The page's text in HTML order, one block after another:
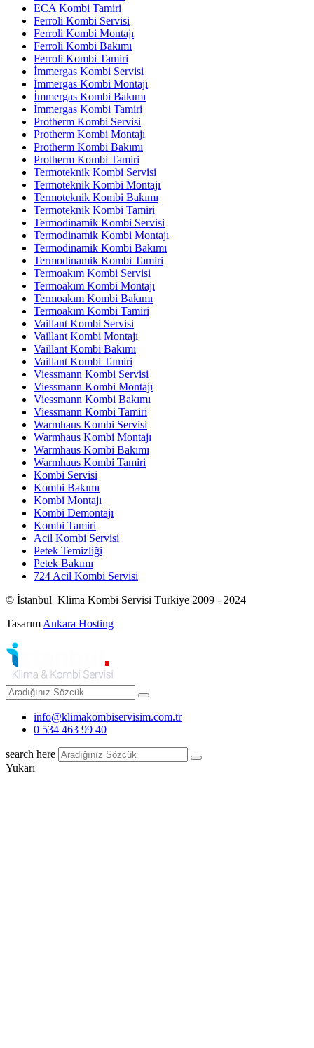
ECA Kombi Tamiri
Ferroli Kombi Servisi
Ferroli Kombi Montajı
Ferroli Kombi Bakımı
Ferroli Kombi Tamiri
İmmergas Kombi Servisi
İmmergas Kombi Montajı
İmmergas Kombi Bakımı
İmmergas Kombi Tamiri
Protherm Kombi Servisi
Protherm Kombi Montajı
Protherm Kombi Bakımı
Protherm Kombi Tamiri
Termoteknik Kombi Servisi
Termoteknik Kombi Montajı
Termoteknik Kombi Bakımı
Termoteknik Kombi Tamiri
Termodinamik Kombi Servisi
Termodinamik Kombi Montajı
Termodinamik Kombi Bakımı
Termodinamik Kombi Tamiri
Termoakım Kombi Servisi
Termoakım Kombi Montajı
Termoakım Kombi Bakımı
Termoakım Kombi Tamiri
Vaillant Kombi Servisi
Vaillant Kombi Montajı
Vaillant Kombi Bakımı
Vaillant Kombi Tamiri
Viessmann Kombi Servisi
Viessmann Kombi Montajı
Viessmann Kombi Bakımı
Viessmann Kombi Tamiri
Warmhaus Kombi Servisi
Warmhaus Kombi Montajı
Warmhaus Kombi Bakımı
Warmhaus Kombi Tamiri
Kombi Servisi
Kombi Bakımı
Kombi Montajı
Kombi Demontajı
Kombi Tamiri
Acil Kombi Servisi
Petek Temizliği
Petek Bakımı
724 Acil Kombi Servisi
© İstanbul Klima Kombi Servisi Türkiye 2009 - 2024
TasarımAnkara Hosting
info@klimakombiservisim.com.tr
0 534 463 99 40
search here
Yukarı